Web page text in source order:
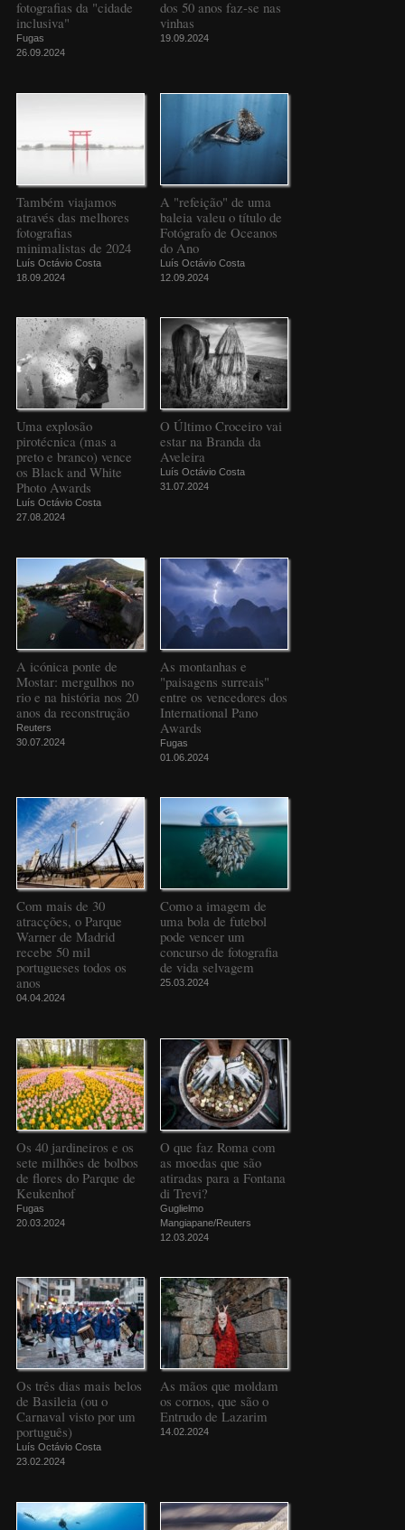
fotografias da "cidade
inclusiva"
Fugas
26.09.2024
dos 50 anos faz-se nas
vinhas
19.09.2024
Também viajamos
através das melhores
fotografias
minimalistas de 2024
Luís Octávio Costa
18.09.2024
A "refeição" de uma
baleia valeu o título de
Fotógrafo de Oceanos
do Ano
Luís Octávio Costa
12.09.2024
Uma explosão
pirotécnica (mas a
preto e branco) vence
os Black and White
Photo Awards
Luís Octávio Costa
27.08.2024
O Último Croceiro vai
estar na Branda da
Aveleira
Luís Octávio Costa
31.07.2024
A icónica ponte de
Mostar: mergulhos no
rio e na história nos 20
anos da reconstrução
Reuters
30.07.2024
As montanhas e
"paisagens surreais"
entre os vencedores dos
International Pano
Awards
Fugas
01.06.2024
Com mais de 30
atracções, o Parque
Warner de Madrid
recebe 50 mil
portugueses todos os
anos
04.04.2024
Como a imagem de
uma bola de futebol
pode vencer um
concurso de fotografia
de vida selvagem
25.03.2024
Os 40 jardineiros e os
sete milhões de bolbos
de flores do Parque de
Keukenhof
Fugas
20.03.2024
O que faz Roma com
as moedas que são
atiradas para a Fontana
di Trevi?
Guglielmo
Mangiapane/Reuters
12.03.2024
Os três dias mais belos
de Basileia (ou o
Carnaval visto por um
português)
Luís Octávio Costa
23.02.2024
As mãos que moldam
os cornos, que são o
Entrudo de Lazarim
14.02.2024